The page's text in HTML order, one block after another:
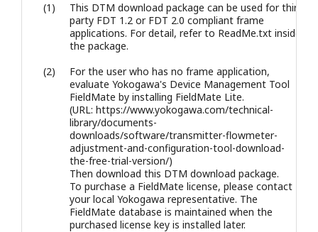
(1)
This DTM download package can be used for third
party FDT 1.2 or FDT 2.0 compliant frame
applications. For detail, refer to ReadMe.txt inside
the package.
(2)
For the user who has no frame application,
evaluate Yokogawa's Device Management Tool
FieldMate by installing FieldMate Lite.
(URL: https://www.yokogawa.com/technical-
library/documents-
downloads/software/transmitter-flowmeter-
adjustment-and-configuration-tool-download-
the-free-trial-version/)
Then download this DTM download package.
To purchase a FieldMate license, please contact
your local Yokogawa representative. The
FieldMate database is maintained when the
purchased license key is installed later.